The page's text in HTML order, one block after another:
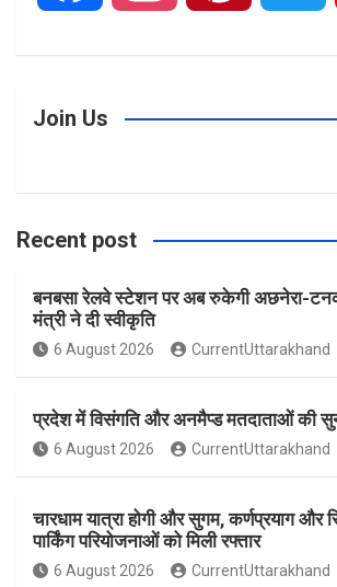
c
b
o
o
a
g
r
a
e
r
e
s
t
t
e
r
Join Us
Recent post
बनबसा रेलवे स्टेशन पर अब रुकेगी अछनेरा-
मंत्री ने दी स्वीकृति
6 August 2026 CurrentUttarakhand
प्रदेश में विसंगति और अनमैप्ड मतदाताओं की
6 August 2026 CurrentUttarakhand
चारधाम यात्रा होगी और सुगम, कर्णप्रयाग
पार्किंग परियोजनाओं को मिली रफ्तार
6 August 2026 CurrentUttarakhand